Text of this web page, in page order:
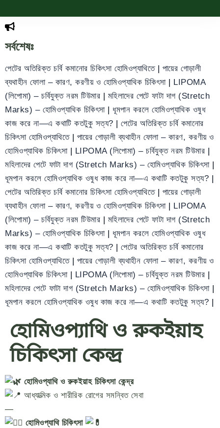
সর্বশেষঃ
পেটের অতিরিক্ত চর্বি কমানোর চিকিৎসা হোমিওপ্যাথিতে | পায়ের গোড়ালী
ব্যথাহীন ফোলা – কারণ, করণীয় ও হোমিওপ্যাথিক চিকিৎসা | LIPOMA
(লিপোমা) – চর্বিযুক্ত নরম টিউমার | মহিলাদের পেটে ফাটা দাগ (Stretch
Marks) – হোমিওপ্যাথিক চিকিৎসা | ধূমপান করলে হোমিওপ্যাথিক ওষুধ
কাজ করে না—এ কথাটি কতটুকু সত্য? | পেটের অতিরিক্ত চর্বি কমানোর
চিকিৎসা হোমিওপ্যাথিতে | পায়ের গোড়ালী ব্যথাহীন ফোলা – কারণ, করণীয় ও
হোমিওপ্যাথিক চিকিৎসা | LIPOMA (লিপোমা) – চর্বিযুক্ত নরম টিউমার |
মহিলাদের পেটে ফাটা দাগ (Stretch Marks) – হোমিওপ্যাথিক চিকিৎসা |
ধূমপান করলে হোমিওপ্যাথিক ওষুধ কাজ করে না—এ কথাটি কতটুকু সত্য? |
পেটের অতিরিক্ত চর্বি কমানোর চিকিৎসা হোমিওপ্যাথিতে | পায়ের গোড়ালী
ব্যথাহীন ফোলা – কারণ, করণীয় ও হোমিওপ্যাথিক চিকিৎসা | LIPOMA
(লিপোমা) – চর্বিযুক্ত নরম টিউমার | মহিলাদের পেটে ফাটা দাগ (Stretch
Marks) – হোমিওপ্যাথিক চিকিৎসা | ধূমপান করলে হোমিওপ্যাথিক ওষুধ
কাজ করে না—এ কথাটি কতটুকু সত্য? | পেটের অতিরিক্ত চর্বি কমানোর
চিকিৎসা হোমিওপ্যাথিতে | পায়ের গোড়ালী ব্যথাহীন ফোলা – কারণ, করণীয় ও
হোমিওপ্যাথিক চিকিৎসা | LIPOMA (লিপোমা) – চর্বিযুক্ত নরম টিউমার |
মহিলাদের পেটে ফাটা দাগ (Stretch Marks) – হোমিওপ্যাথিক চিকিৎসা |
ধূমপান করলে হোমিওপ্যাথিক ওষুধ কাজ করে না—এ কথাটি কতটুকু সত্য? |
হোমিওপ্যাথি ও রুকইয়াহ
চিকিৎসা কেন্দ্র
হোমিওপ্যাথি ও রুকইয়াহ চিকিৎসা কেন্দ্র
আধ্যাত্মিক ও শারীরিক রোগের সমন্বিত সেবা
—
হোমিওপ্যাথি চিকিৎসা